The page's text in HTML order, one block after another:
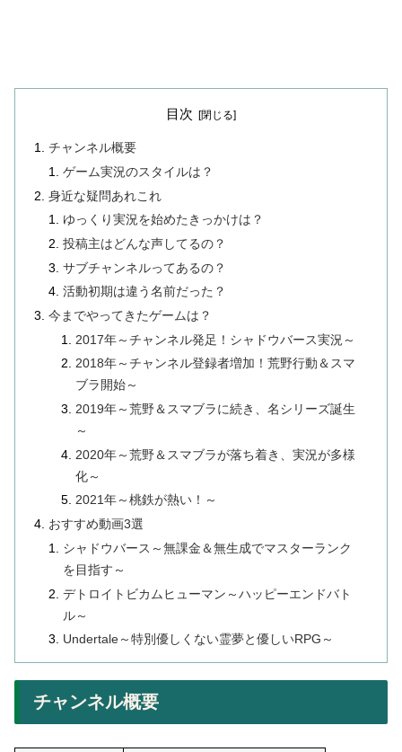
目次
チャンネル概要
ゲーム実況のスタイルは？
身近な疑問あれこれ
ゆっくり実況を始めたきっかけは？
投稿主はどんな声してるの？
サブチャンネルってあるの？
活動初期は違う名前だった？
今までやってきたゲームは？
2017年～チャンネル発足！シャドウバース実況～
2018年～チャンネル登録者増加！荒野行動＆スマ
ブラ開始～
2019年～荒野＆スマブラに続き、名シリーズ誕生
～
2020年～荒野＆スマブラが落ち着き、実況が多様
化～
2021年～桃鉄が熱い！～
おすすめ動画3選
シャドウバース～無課金＆無生成でマスターランク
を目指す～
デトロイトビカムヒューマン～ハッピーエンドバト
ル～
Undertale～特別優しくない霊夢と優しいRPG～
チャンネル概要